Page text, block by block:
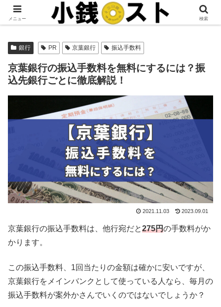
当サイトではアフィリエイト広告を掲載しています。
銀行 PR 京葉銀行 振込手数料
京葉銀行の振込手数料を無料にするには？振
込先銀行ごとに徹底解説！
2021.11.03 2023.09.01
京葉銀行の振込手数料は、他行宛だと275円の手数料がか
かります。
この振込手数料、1回当たりの金額は確かに安いですが、
京葉銀行をメインバンクとして使っている人なら、毎月の
振込手数料が案外かさんでいくのではないでしょうか？
メニュー 検索